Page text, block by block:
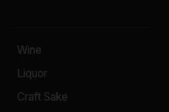
Wine
Liquor
Craft Sake